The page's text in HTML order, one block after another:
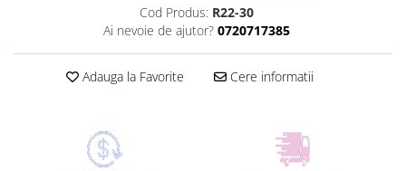
Cod Produs: R22-30
Ai nevoie de ajutor? 0720717385
Adauga la Favorite Cere informatii